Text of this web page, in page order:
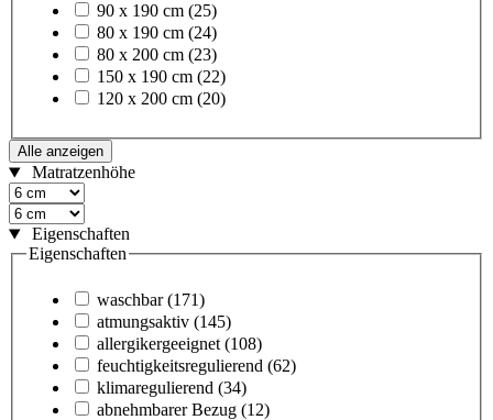
90 x 190 cm (25)
80 x 190 cm (24)
80 x 200 cm (23)
150 x 190 cm (22)
120 x 200 cm (20)
Alle anzeigen
Matratzenhöhe
Eigenschaften
Eigenschaften
waschbar (171)
atmungsaktiv (145)
allergikergeeignet (108)
feuchtigkeitsregulierend (62)
klimaregulierend (34)
abnehmbarer Bezug (12)